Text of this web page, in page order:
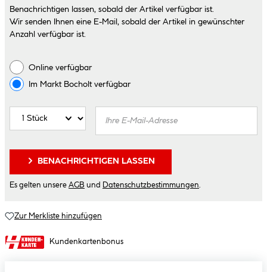
Benachrichtigen lassen, sobald der Artikel verfügbar ist.
Wir senden Ihnen eine E-Mail, sobald der Artikel in gewünschter
Anzahl verfügbar ist.
Online verfügbar
Im Markt Bocholtverfügbar
BENACHRICHTIGEN LASSEN
Es gelten unsere AGB und Datenschutzbestimmungen
Zur Merkliste hinzufügen
Kundenkartenbonus